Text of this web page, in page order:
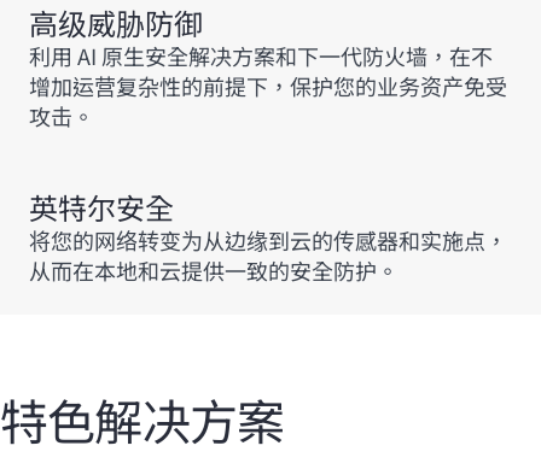
高级威胁防御
利用 AI 原生安全解决方案和下一代防火墙，在不
增加运营复杂性的前提下，保护您的业务资产免受
攻击。
英特尔安全
将您的网络转变为从边缘到云的传感器和实施点，
从而在本地和云提供一致的安全防护。
特色解决方案